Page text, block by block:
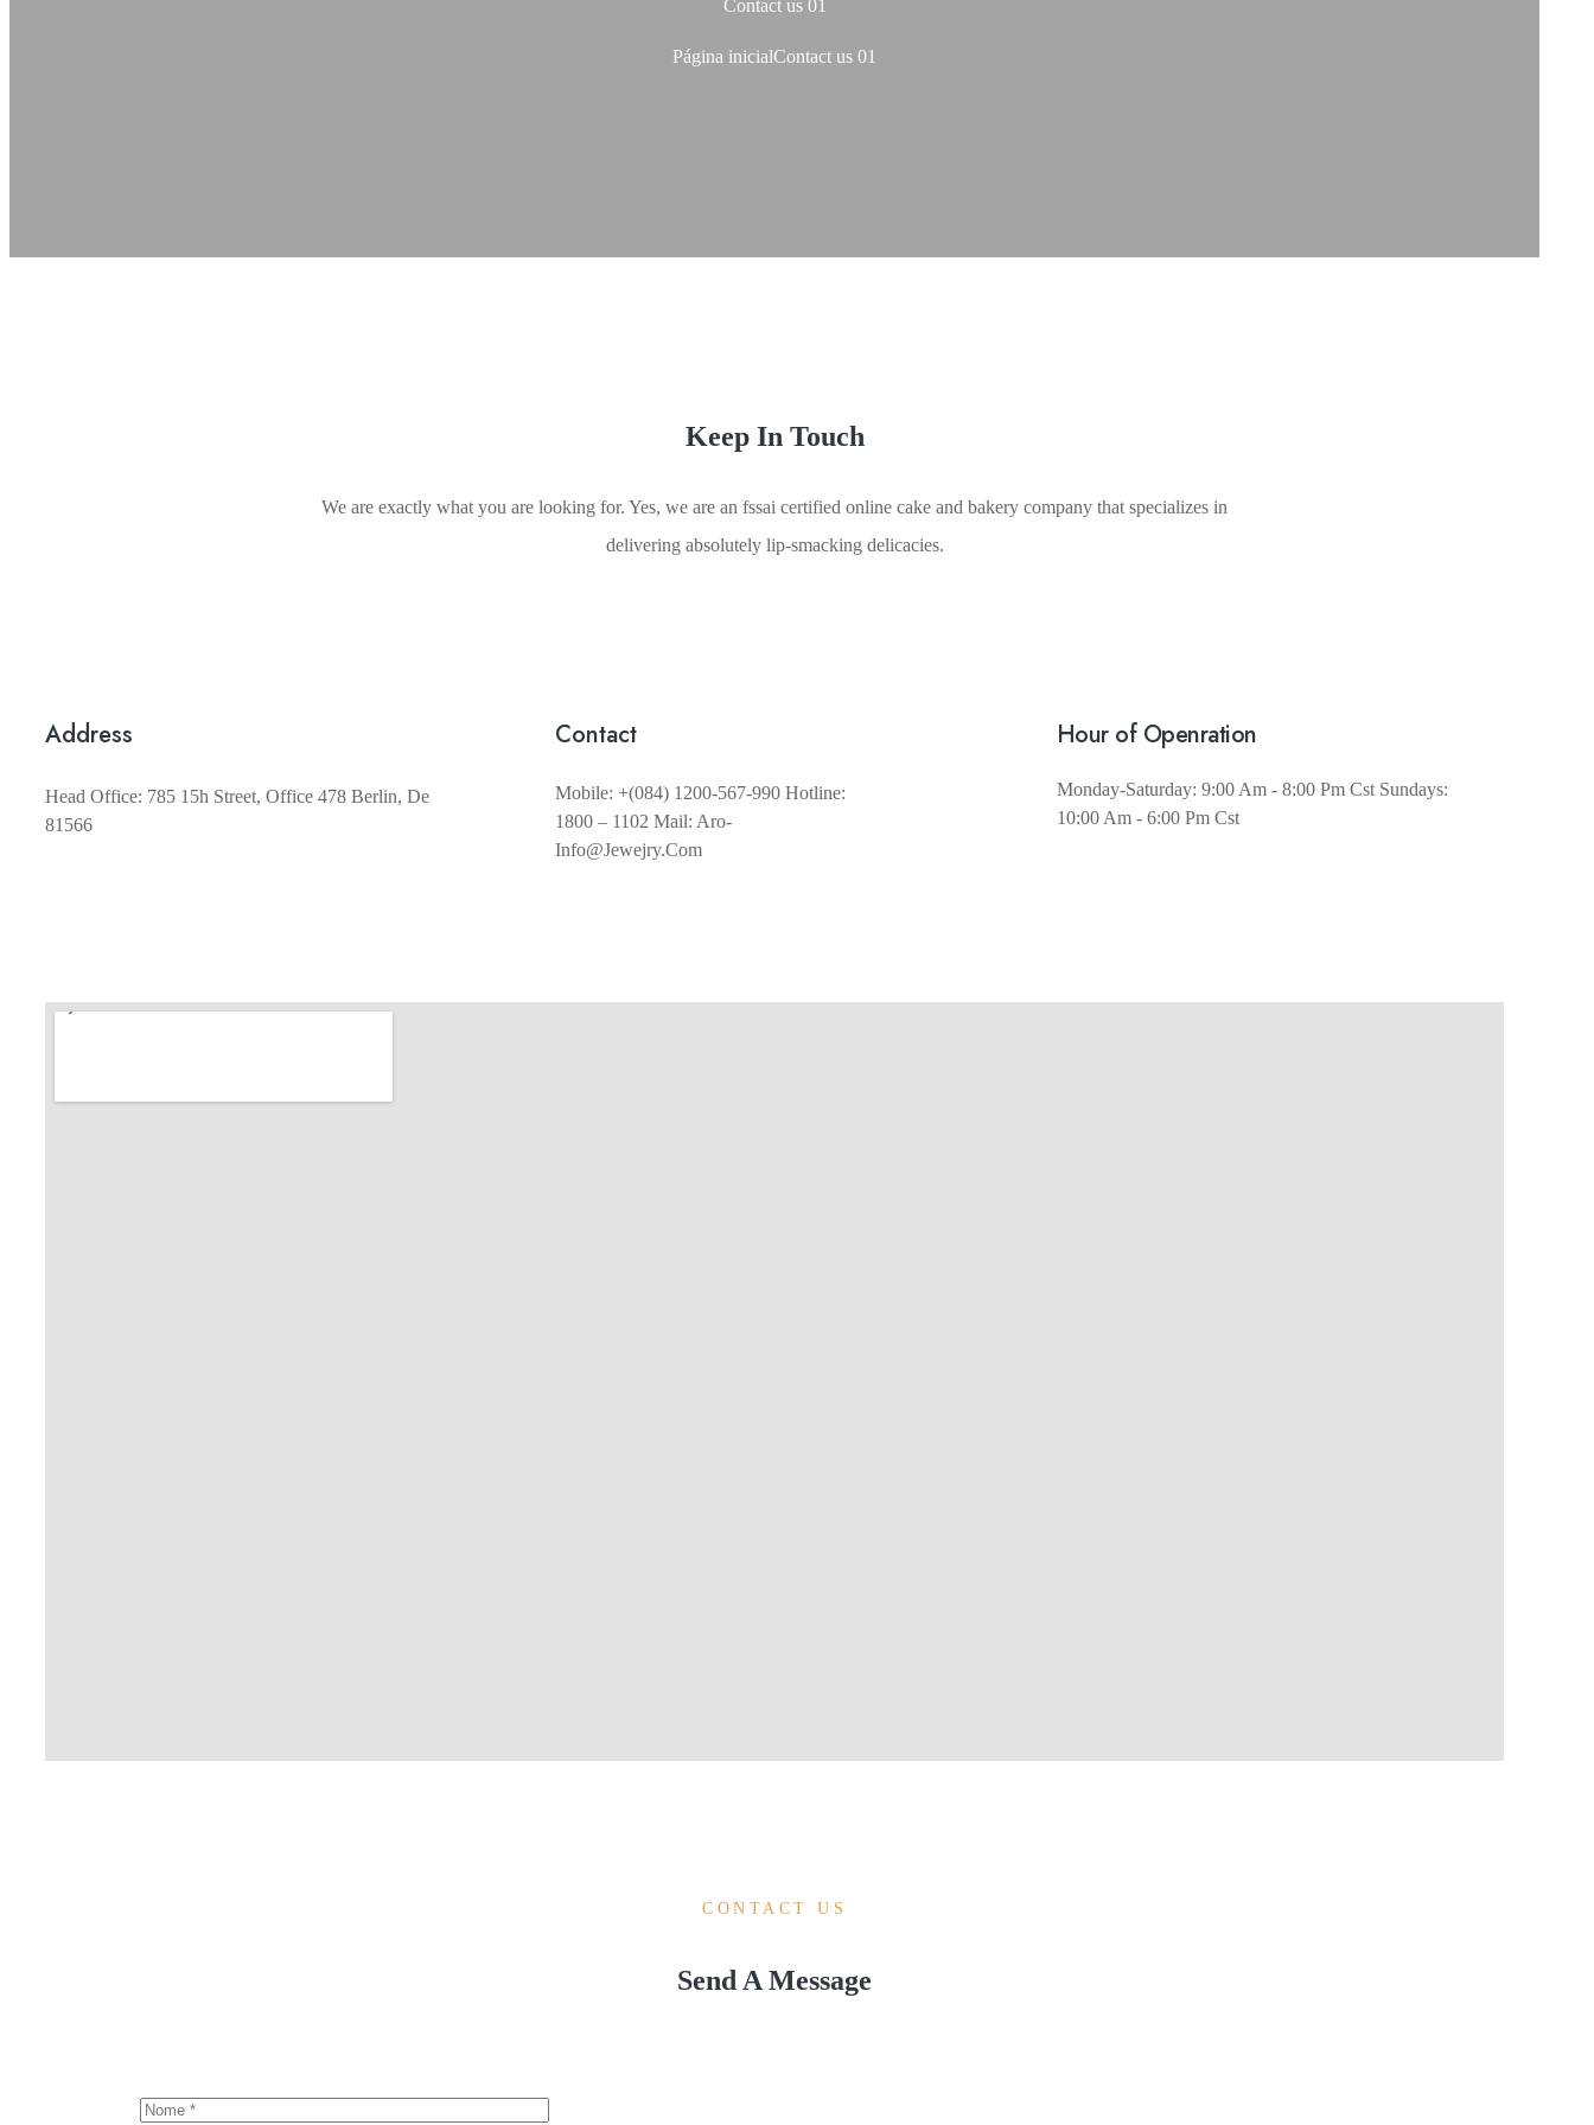
Contact us 01
Página inicialContact us 01
Keep In Touch
We are exactly what you are looking for. Yes, we are an fssai certified online cake and bakery company that specializes in
delivering absolutely lip-smacking delicacies.
Address
Head Office: 785 15h Street, Office 478 Berlin, De
81566
Contact
Mobile: +(084) 1200-567-990 Hotline:
1800 – 1102 Mail: Aro-
Info@jewejry.com
Hour of Openration
Monday-Saturday: 9:00 Am - 8:00 Pm Cst Sundays:
10:00 Am - 6:00 Pm Cst
CONTACT US
Send A Message